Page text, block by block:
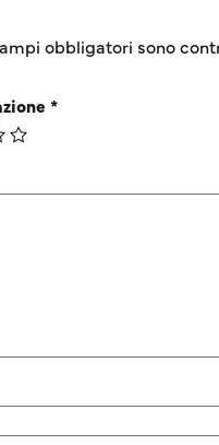
obbligatori sono
*